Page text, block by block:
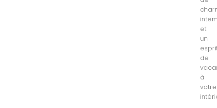
et
un
de
à
votre